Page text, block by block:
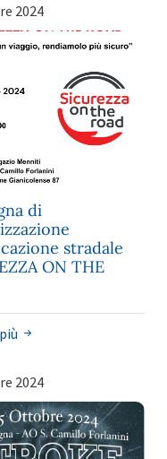
2024
di
stradale
ON THE
2024